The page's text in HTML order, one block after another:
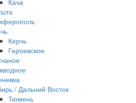
Кача
Керчь
Героевское
/ Дальний Восток
Тюмень